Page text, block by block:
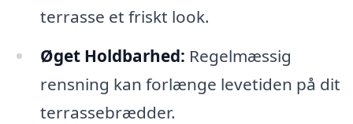
terrasse et friskt look.
Øget Holdbarhed: Regelmæssig
rensning kan forlænge levetiden på dit
terrassebrædder.